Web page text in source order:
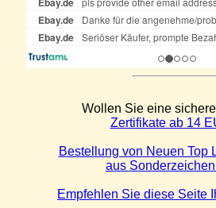
Wollen Sie eine
Zertifikate ab 14
Bestellung von Neuen Top
aus
Empfehlen Sie diese Seite